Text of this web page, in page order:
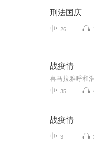
刑法国庆
26
战疫情
35
战疫情
3